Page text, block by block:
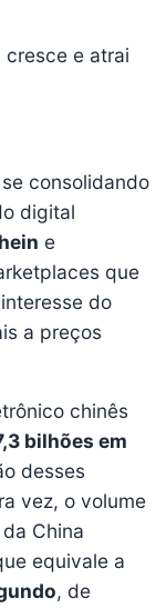
cresce e atrai
consolidando
digital
e
que
do
a preços
chinês
bilhões em
desses
vez, o volume
China
equivale a
, de